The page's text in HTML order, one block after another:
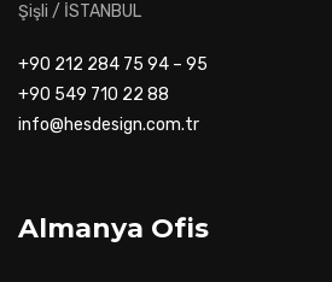
Şişli / İSTANBUL
+90 212 284 75 94 – 95
+90 549 710 22 88
info@hesdesign.com.tr
Almanya Ofis